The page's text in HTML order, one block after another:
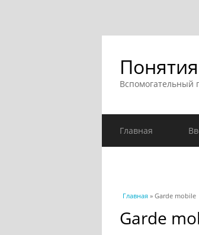
Вспомогательный
Главная
Вы здесь
Главная » Garde mobile
Garde